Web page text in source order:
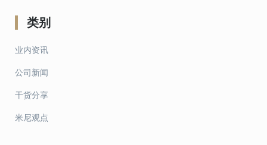
类别
业内资讯
公司新闻
干货分享
米尼观点